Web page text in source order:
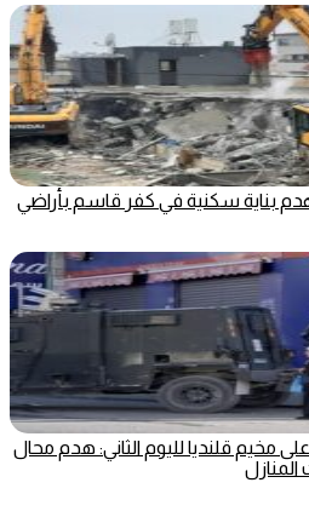
بناية سكنية في كفر قاسم بأراضي
مخيم قلنديا لليوم الثاني: هدم محال